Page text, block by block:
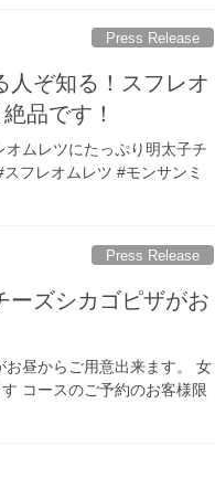
Press Release
人ぞ知る！スフレオ
品です！
ムレツにたっぷり明太子チ
フレオムレツ #モンサンミ
Press Release
ーズシカゴピザがお
昼からご用意出来ます。 女
コースのご予約のお客様限